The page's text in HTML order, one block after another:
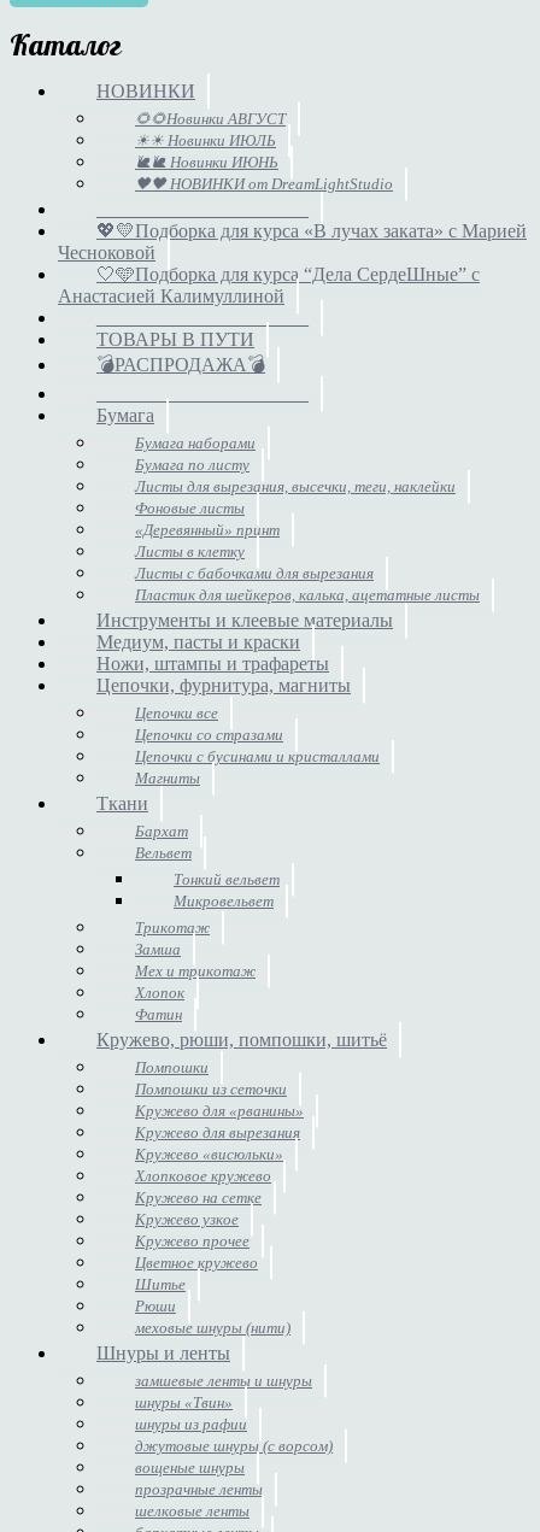
Каталог
НОВИНКИ
🌻🌻Новинки АВГУСТ
☀☀ Новинки ИЮЛЬ
🐌🐌 Новинки ИЮНЬ
🖤🖤 НОВИНКИ от DreamLightStudio
💖💛Подборка для курса «В лучах заката» с Марией
Чесноковой
🤍🩵Подборка для курса “Дела СердеШные” с
Анастасией Калимуллиной
______________________
ТОВАРЫ В ПУТИ
💣РАСПРОДАЖА💣
______________________
Бумага
Бумага наборами
Бумага по листу
Листы для вырезания, высечки, теги, наклейки
Фоновые листы
«Деревянный» принт
Листы в клетку
Листы с бабочками для вырезания
Пластик для шейкеров, калька, ацетатные листы
Инструменты и клеевые материалы
Медиум, пасты и краски
Ножи, штампы и трафареты
Цепочки, фурнитура, магниты
Цепочки все
Цепочки со стразами
Цепочки с бусинами и кристаллами
Магниты
Ткани
Бархат
Вельвет
Тонкий вельвет
Микровельвет
Трикотаж
Замша
Мех и трикотаж
Хлопок
Фатин
Кружево, рюши, помпошки, шитьё
Помпошки
Помпошки из сеточки
Кружево для «рванины»
Кружево для вырезания
Кружево «висюльки»
Хлопковое кружево
Кружево на сетке
Кружево узкое
Кружево прочее
Цветное кружево
Шитье
Рюши
меховые шнуры (нити)
Шнуры и ленты
замшевые ленты и шнуры
шнуры «Твин»
шнуры из рафии
джутовые шнуры (с ворсом)
вощеные шнуры
прозрачные ленты
шелковые ленты